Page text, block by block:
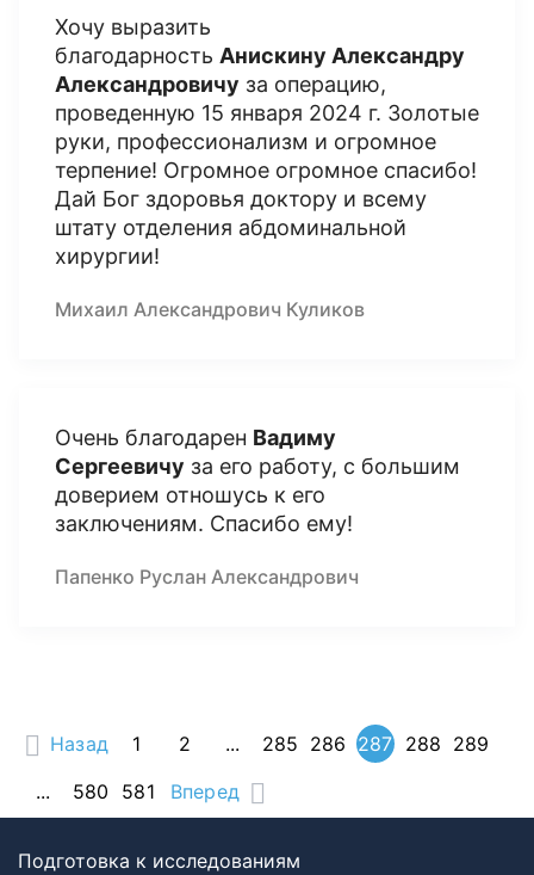
Хочу выразить
благодарность Анискину Александру
Александровичу за операцию,
проведенную 15 января 2024 г. Золотые
руки, профессионализм и огромное
терпение! Огромное огромное спасибо!
Дай Бог здоровья доктору и всему
штату отделения абдоминальной
хирургии!
Михаил Александрович Куликов
Очень благодарен Вадиму
Сергеевичу за его работу, c большим
доверием отношусь к его
заключениям. Спасибо ему!
Папенко Руслан Александрович
Назад 1 2 ... 285 286 287 288 289
...
580 581 Вперед
Подготовка к исследованиям